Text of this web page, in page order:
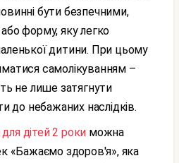
бути безпечними,
форму, яку легко
дитини. При цьому
самолікуванням –
не лише затягнути
до небажаних наслідків.
для дітей 2 роки можна
«Бажаємо здоров'я», яка